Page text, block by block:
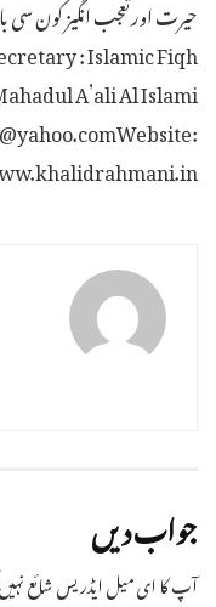
: Islamic Fiqh
A’ali Al Islami
جواب دیں
آپ کا ای میل ایڈریس شائع